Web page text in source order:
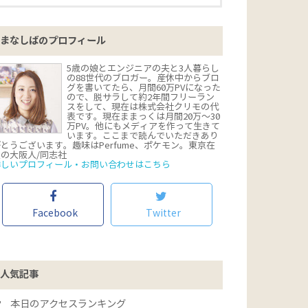
まなしばのプロフィール
5歳の娘とエンジニアの夫と3人暮らし
の88世代のブロガー。産休中からブロ
グを書いてたら、月間60万PVになった
ので、脱サラして約2年間フリーラン
スをして、現在は株式会社クリモの代
表です。現在ままっくは月間20万〜30
万PV。他にもメディアを作って生きて
います。ここまで読んでいただきあり
うございます。趣味はPerfume、ポケモン。東京在
大阪人/同志社
いプロフィール・お問い合わせはこちら
Facebook Twitter
人気記事
本日のアクセスランキング